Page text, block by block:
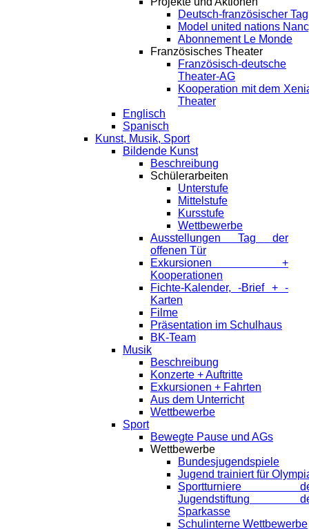
Deutsch-französischer Tag
Model united nations
Abonnement Le Monde
Französisches Theater
Französisch-deutsche
Theater-AG
Kooperation mit dem
Theater
Englisch
Spanisch
Kunst, Musik, Sport
Bildende Kunst
Beschreibung
Schülerarbeiten
Unterstufe
Mittelstufe
Kursstufe
Wettbewerbe
Ausstellungen Tag der
offenen Tür
Exkursionen +
Kooperationen
Fichte-Kalender, -Brief + -
Karten
Filme
Präsentation im Schulhaus
BK-Team
Musik
Beschreibung
Konzerte + Auftritte
Exkursionen + Fahrten
Aus dem Unterricht
Wettbewerbe
Sport
Bewegte Pause und AGs
Wettbewerbe
Bundesjugendspiele
Jugend trainiert für
Sportturniere
Jugendstiftung
Sparkasse
Schulinterne Wettbewerbe